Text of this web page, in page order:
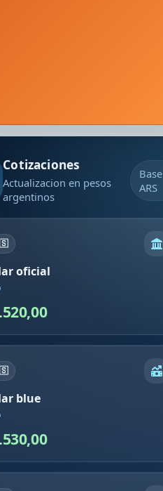
Cotizaciones
Actualizacion en pesos
argentinos
Base
ARS
oficial
blue